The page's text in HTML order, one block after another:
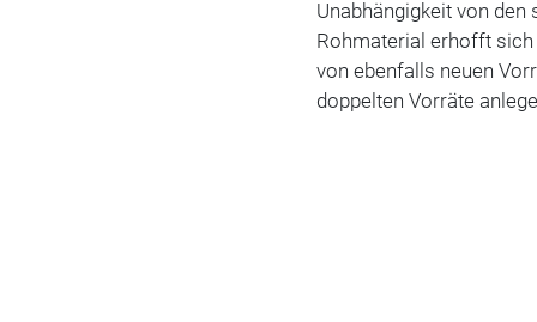
Unabhängigkeit von
Rohmaterial erhofft
von ebenfalls neuen
doppelten Vorräte